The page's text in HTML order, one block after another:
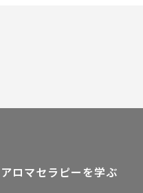
アロマセラピーを学ぶ